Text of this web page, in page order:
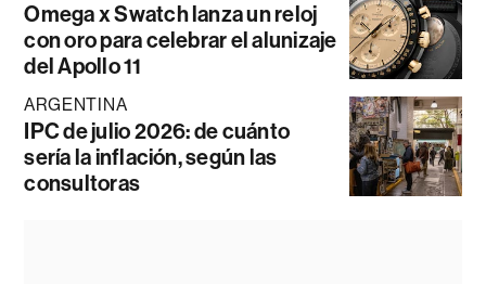
Omega x Swatch lanza un reloj
con oro para celebrar el alunizaje
del Apollo 11
ARGENTINA
IPC de julio 2026: de cuánto
sería la inflación, según las
consultoras